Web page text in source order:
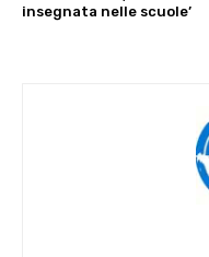
insegnata nelle scuole’